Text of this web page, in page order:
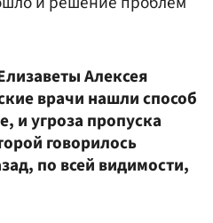
Алексея
врачи нашли способ
и угроза пропуска
говорилось
по всей видимости,